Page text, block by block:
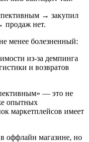
→ закупил
продаж нет.
менее болезненный:
из-за демпинга
и возвратов
— это не
опытных
маркетплейсов имеет
оффлайн магазине, но